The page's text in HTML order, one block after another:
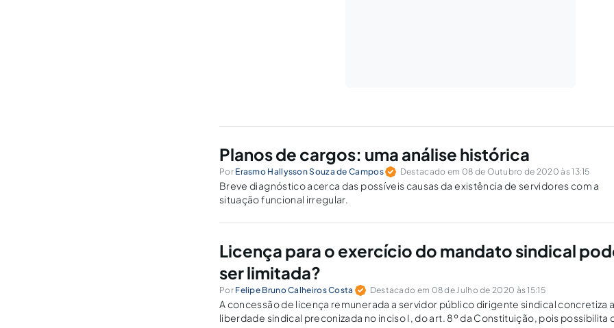
Planos de cargos: uma análise histórica
Por Erasmo Hallysson Souza de Campos Destacado em 08 de Outubro de 2020 às 13:15
Breve diagnóstico acerca das possíveis causas da existência de servidores com a
situação funcional irregular.
Licença para o exercício do mandato sindical
ser limitada?
Por Felipe Bruno Calheiros Costa Destacado em 08 de Julho de 2020 às 15:15
A concessão de licença remunerada a servidor público dirigente sindical concretiza
liberdade sindical preconizada no inciso I, do art. 8º da Constituição, pois possibilita